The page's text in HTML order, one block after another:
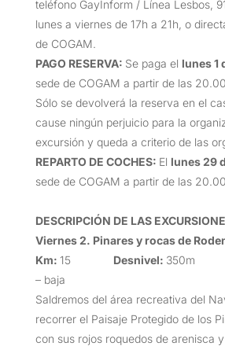
teléfono GayInform / Línea Lesbos,
lunes a viernes de 17h a 21h, o
de COGAM.
PAGO RESERVA: Se paga el lunes 1
sede de COGAM a partir de las
Sólo se devolverá la reserva en el
cause ningún perjuicio para la
excursión y queda a criterio de las
REPARTO DE COCHES: El lunes 29
sede de COGAM a partir de las
DESCRIPCIÓN DE LAS
Viernes 2. Pinares y rocas de
Km: 15Desnivel:
– baja
Saldremos del área recreativa del
recorrer el Paisaje Protegido de los
con sus rojos roquedos de arenisca